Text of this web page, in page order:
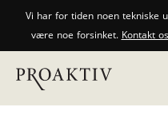
Vi har for tiden noen tekniske
være noe forsinket. Kontakt